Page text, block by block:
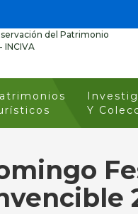
del Patrimonio
INCIVA
Y